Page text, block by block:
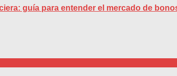
guía para entender el mercado de